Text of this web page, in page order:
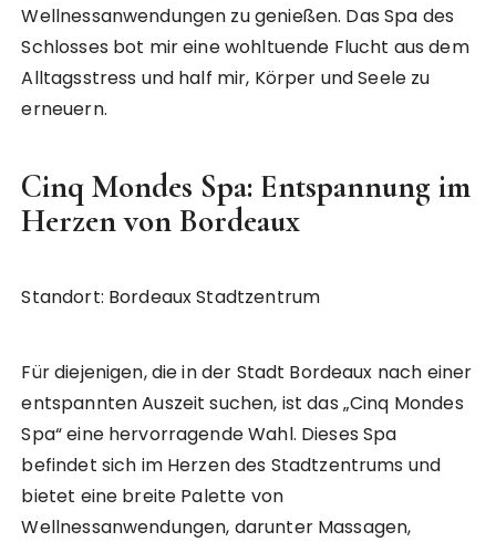
Wellnessanwendungen zu genießen. Das Spa des
Schlosses bot mir eine wohltuende Flucht aus dem
Alltagsstress und half mir, Körper und Seele zu
erneuern.
Cinq Mondes Spa: Entspannung im
Herzen von Bordeaux
Standort: Bordeaux Stadtzentrum
Für diejenigen, die in der Stadt Bordeaux nach einer
entspannten Auszeit suchen, ist das „Cinq Mondes
Spa“ eine hervorragende Wahl. Dieses Spa
befindet sich im Herzen des Stadtzentrums und
bietet eine breite Palette von
Wellnessanwendungen, darunter Massagen,